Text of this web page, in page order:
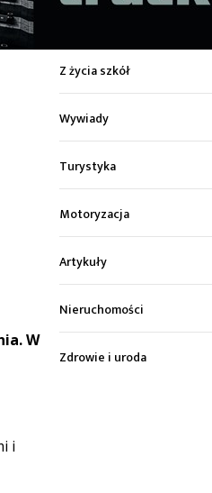
W
i
Z życia szkół
Wywiady
Turystyka
Motoryzacja
Artykuły
Nieruchomości
Zdrowie i uroda